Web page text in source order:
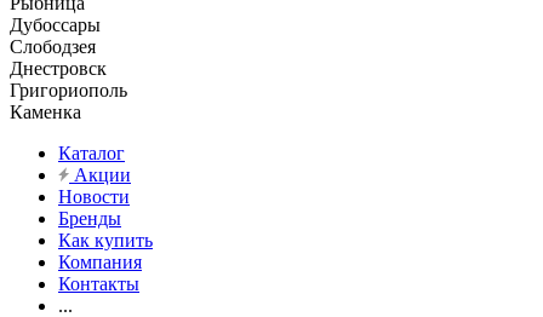
Дубоссары
Слободзея
Днестровск
Григориополь
Каменка
Каталог
Акции
Новости
Бренды
Как купить
Компания
Контакты
...